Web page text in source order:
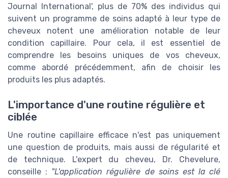
Journal International', plus de 70% des individus qui
suivent un programme de soins adapté à leur type de
cheveux notent une amélioration notable de leur
condition capillaire. Pour cela, il est essentiel de
comprendre les besoins uniques de vos cheveux,
comme abordé précédemment, afin de choisir les
produits les plus adaptés.
L'importance d'une routine régulière et
ciblée
Une routine capillaire efficace n'est pas uniquement
une question de produits, mais aussi de régularité et
de technique. L'expert du cheveu, Dr. Chevelure,
conseille : "L'application régulière de soins est la clé